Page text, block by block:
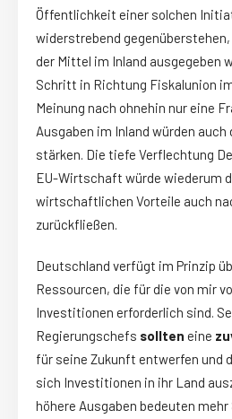
Öffentlichkeit einer solchen
widerstrebend
der Mittel im Inland ausgegeben
Schritt in Richtung Fiskalunion
Meinung nach ohnehin nur eine
Ausgaben im Inland würden auch
stärken. Die tiefe Verflechtung
EU-Wirtschaft würde wiederum
wirtschaftlichen Vorteile auch
zurückfließen.
Deutschland verfügt im Prinzip
Ressourcen, die für die von mir
Investitionen erforderlich sind.
Regierungschefs sollten eine
für seine Zukunft entwerfen und
sich Investitionen in ihr Land
höhere Ausgaben bedeuten mehr